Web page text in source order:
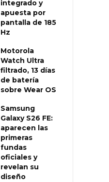
integrado y
apuesta por
pantalla de 185
Hz
Motorola
Watch Ultra
filtrado, 13 días
de batería
sobre Wear OS
Samsung
Galaxy S26 FE:
aparecen las
primeras
fundas
oficiales y
revelan su
diseño